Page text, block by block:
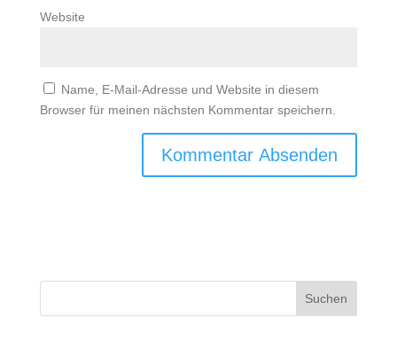
Website
Name, E-Mail-Adresse und Website in diesem
Browser für meinen nächsten Kommentar speichern.
Suchen